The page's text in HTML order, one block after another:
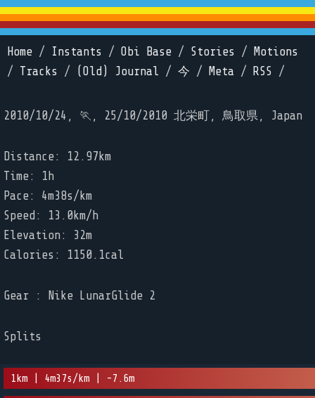
Home / Instants / Obi Base / Stories /
Motions
/ Tracks / (Old) Journal / 今 / Meta / RSS /
2010/10/24, 🏃, 25/10/2010 北栄町, 鳥取県, Japan
Distance: 12.97km
Time: 1h
Pace: 4m38s/km
Speed: 13.0km/h
Elevation: 32m
Calories: 1150.1cal
Gear : Nike LunarGlide 2
Splits
1km | 4m37s/km | -7.6m